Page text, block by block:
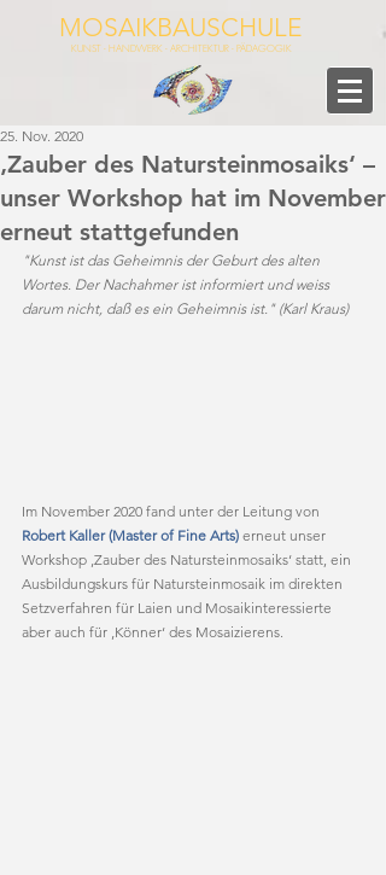
MOSAIKBAUSCHULE
KUNST - HANDWERK - ARCHITEKTUR - PÄDAGOGIK
‚Zauber des Natursteinmosaiks‘ –
unser Workshop hat im November
erneut stattgefunden
25. Nov. 2020
"Kunst ist das Geheimnis der Geburt des alten
Wortes. Der Nachahmer ist informiert und weiss
darum nicht, daß es ein Geheimnis ist." (Karl Kraus)
Im November 2020 fand unter der Leitung von
Robert Kaller (Master of Fine Arts) erneut unser
Workshop ‚Zauber des Natursteinmosaiks‘ statt, ein
Ausbildungskurs für Natursteinmosaik im direkten
Setzverfahren für Laien und Mosaikinteressierte
aber auch für ‚Könner‘ des Mosaizierens.